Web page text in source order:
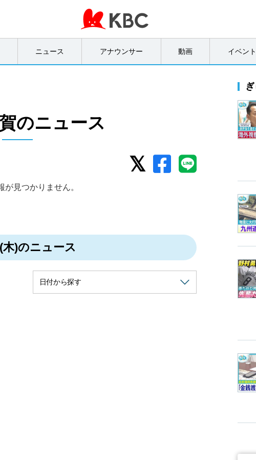
ニュース アナウンサー 動画 イベント
のニュース
が見つかりません。
木)のニュース